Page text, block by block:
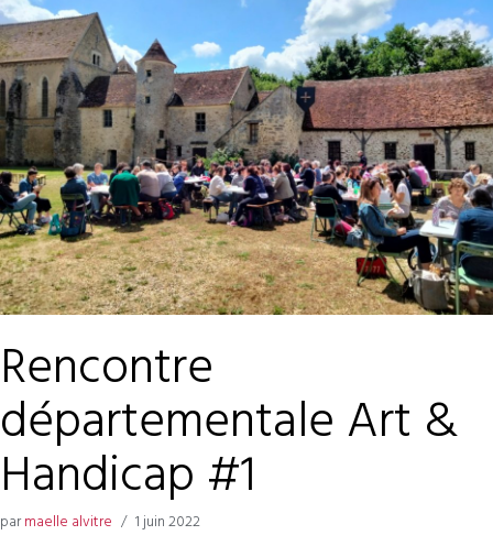
Rencontre
départementale Art &
Handicap #1
parmaelle alvitre 1 juin 2022